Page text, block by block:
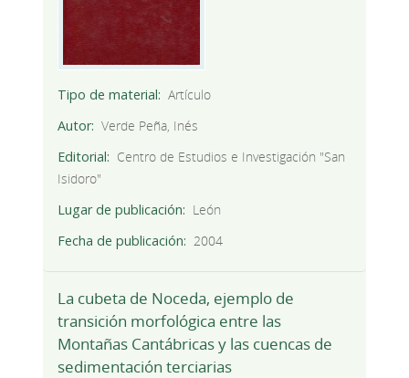
Tipo de material
Artículo
Autor
Verde Peña, Inés
Editorial
Centro de Estudios e Investigación "San
Isidoro"
Lugar de publicación
León
Fecha de publicación
2004
La cubeta de Noceda, ejemplo de
transición morfológica entre las
Montañas Cantábricas y las cuencas de
sedimentación terciarias